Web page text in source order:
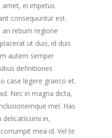
ei impetus
consequuntur est.
rebum regione
ut duo, id duis
autem semper
definitiones
case legere graeco et.
Nec in magna dicta,
mel. Has
in,
mea id. Vel te